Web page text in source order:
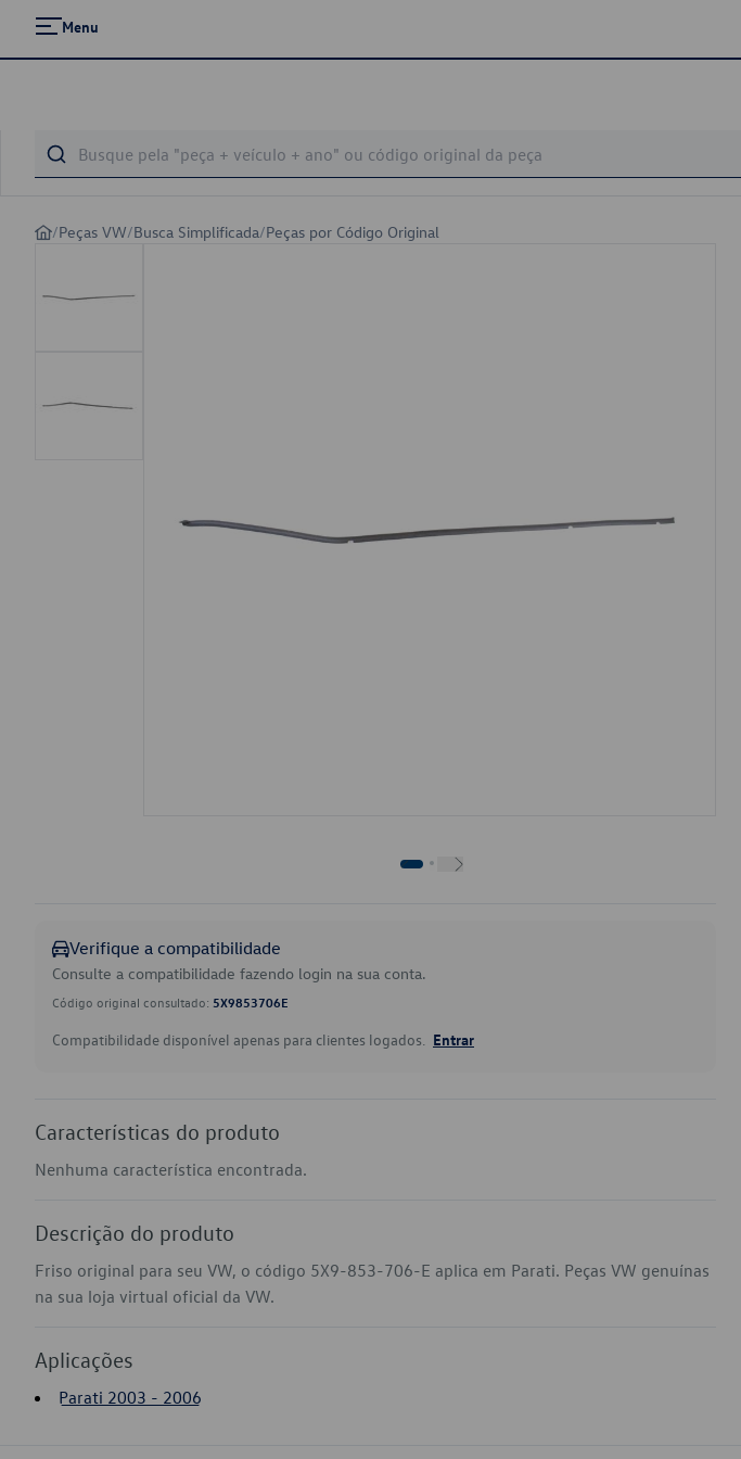
Menu
/Peças VW/Busca Simplificada/Peças por Código Original
Verifique a compatibilidade
Consulte a compatibilidade fazendo login na sua conta.
Código original consultado: 5X9853706E
Compatibilidade disponível apenas para clientes logados. Entrar
Características do produto
Nenhuma característica encontrada.
Descrição do produto
Friso original para seu VW, o código 5X9-853-706-E aplica em Parati. Peças VW genuínas
na sua loja virtual oficial da VW.
Aplicações
Parati 2003 - 2006